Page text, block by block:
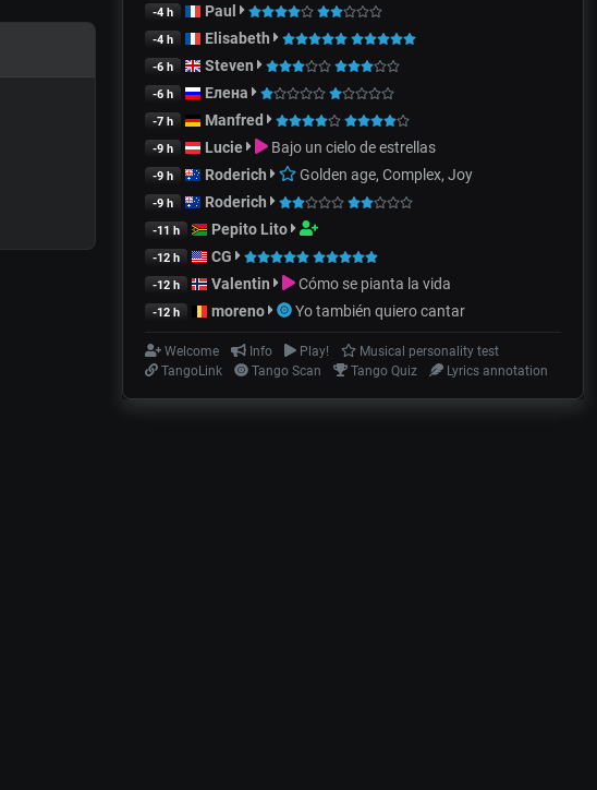
-4 h Paul
-4 h Elisabeth
-6 h Steven
-6 h Елена
-7 h Manfred
-9 h Lucie Bajo un cielo de estrellas
-9 h Roderich Golden age, Complex, Joy
-9 h Roderich
-11 h Pepito Lito
-12 h CG
-12 h Valentin Cómo se pianta la vida
-12 h moreno Yo también quiero cantar
Welcome Info Play!
Musical personality test
TangoLink
Tango Scan Tango Quiz Lyrics annotation